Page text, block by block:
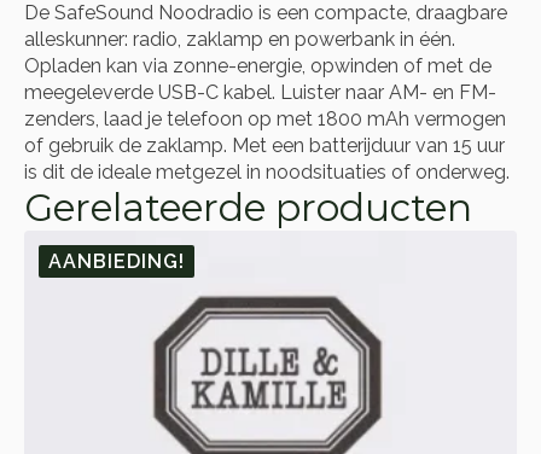
De SafeSound Noodradio is een compacte, draagbare
alleskunner: radio, zaklamp en powerbank in één.
Opladen kan via zonne-energie, opwinden of met de
meegeleverde USB-C kabel. Luister naar AM- en FM-
zenders, laad je telefoon op met 1800 mAh vermogen
of gebruik de zaklamp. Met een batterijduur van 15 uur
is dit de ideale metgezel in noodsituaties of onderweg.
Gerelateerde producten
AANBIEDING!